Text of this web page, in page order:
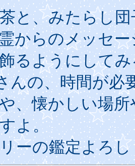
と、みたらし
からのメッセ
るようにして
んの、時間が
、懐かしい場
よ。
ーの鑑定よろ